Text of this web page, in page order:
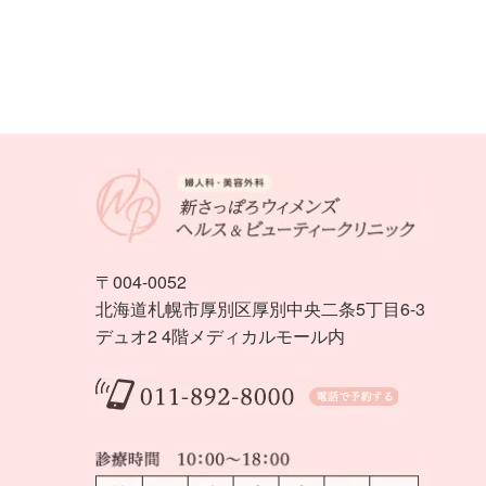
〒004-0052
北海道札幌市厚別区厚別中央二条5丁目6-3
デュオ2 4階メディカルモール内